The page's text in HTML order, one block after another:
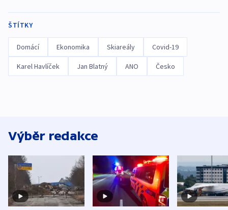
ŠTÍTKY
Domácí Ekonomika Skiareály Covid-19
Karel Havlíček Jan Blatný ANO Česko
Výběr redakce